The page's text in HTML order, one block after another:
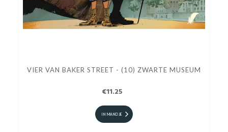
VIER VAN BAKER STREET - (10) ZWARTE MUSEUM
€11.25
IN MANDJE